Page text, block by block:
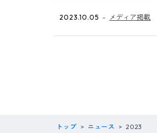
2023.10.05 メディア掲載
トップ ニュース 2023